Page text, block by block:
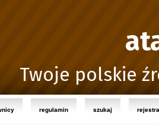
Twoje polskie
regulamin szukaj